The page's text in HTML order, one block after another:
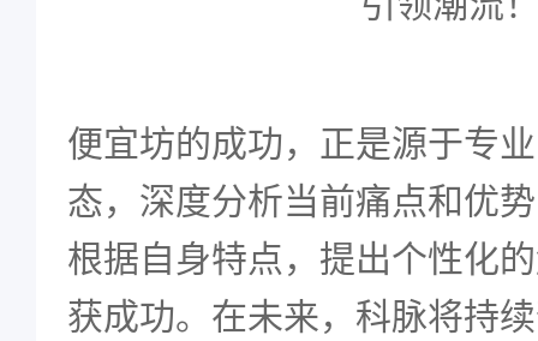
便宜坊的成功，正是源于专
态，深度分析当前痛点和优
根据自身特点，提出个性化
获成功。在未来，科脉将持